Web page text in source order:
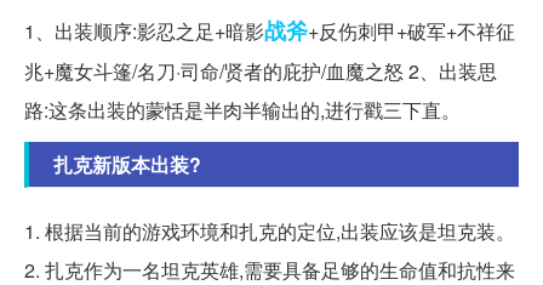
1、出装顺序:影忍之足+暗影战斧+反伤刺甲+破军+不祥征
兆+魔女斗篷/名刀·司命/贤者的庇护/血魔之怒 2、出装思
路:这条出装的蒙恬是半肉半输出的,进行戳三下直。
扎克新版本出装?
1. 根据当前的游戏环境和扎克的定位,出装应该是坦克装。
2. 扎克作为一名坦克英雄,需要具备足够的生命值和抗性来